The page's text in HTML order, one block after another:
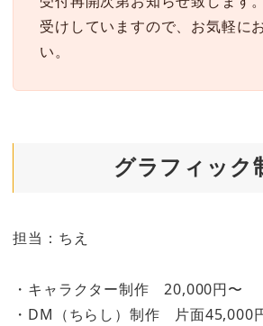
受けしていますので、お気軽に
い。
グラフィック
担当：ちえ
・キャラクター制作 20,000円〜
・DM（ちらし）制作 片面